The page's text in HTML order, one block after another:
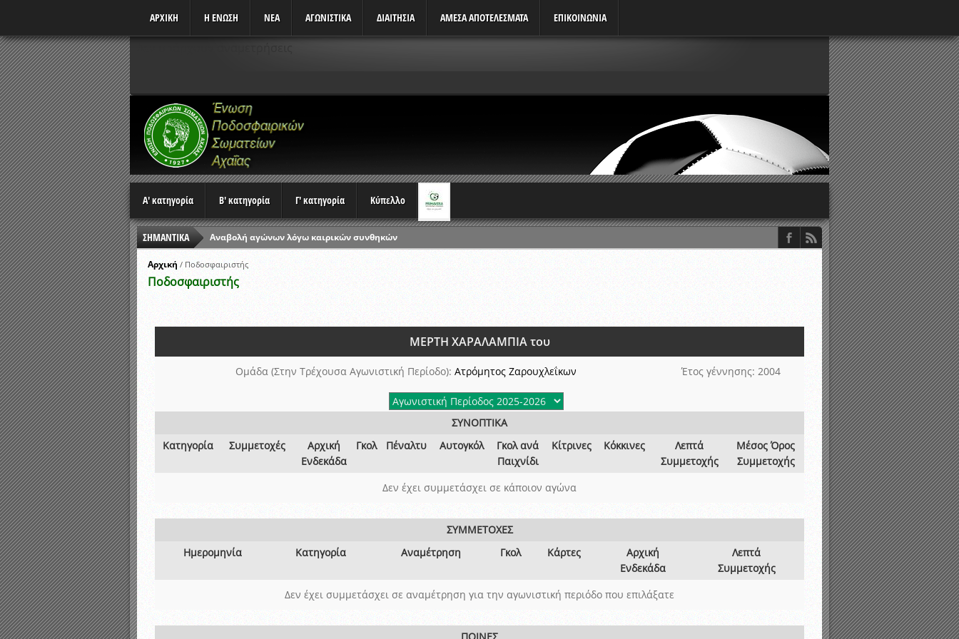
ΑΡΧΙΚΗ Η ΕΝΩΣΗ ΝΕΑ ΑΓΩΝΙΣΤΙΚΆ ΔΙΑΙΤΗΣΙΑ ΑΜΕΣΑ ΑΠΟΤΕΛΕΣΜΑΤΑ ΕΠΙΚΟΙΝΩΝΙΑ
Α' κατηγορία Β' κατηγορία Γ' κατηγορία Κύπελλο
ΣΗΜΑΝΤΙΚΑ
Αναβολή αγώνων λόγω καιρικών συνθηκών
Ώρες έναρξης αγώνων Πρωταθλημάτων
Αποτελέσματα επαναληπτικών γραπτών εξετάσεων και αγωνιστικών δοκιμασιών διαιτητών και παρατηρητών ΕΠΣΑ
Κληρώσεις Πρωταθλημάτων και Κυπέλλου 2015-2016
Αρχική / Ποδοσφαιριστής
Ποδοσφαιριστής
ΜΕΡΤΗ ΧΑΡΑΛΑΜΠΙΑ του
Ομάδα (Στην Τρέχουσα Αγωνιστική Περίοδο): Ατρόμητος Ζαρουχλεΐκων Έτος γέννησης: 2004
ΣΥΝΟΠΤΙΚΑ
Κατηγορία
Συμμετοχές
Αρχική
Ενδεκάδα
Γκολ Πέναλτυ Αυτογκόλ
Γκολ ανά
Παιχνίδι
Κίτρινες Κόκκινες
Λεπτά
Συμμετοχής
Μέσος Όρος
Συμμετοχής
Δεν έχει συμμετάσχει σε κάποιον αγώνα
ΣΥΜΜΕΤΟΧΕΣ
Ημερομηνία
Κατηγορία Αναμέτρηση Γκολ Κάρτες
Αρχική
Ενδεκάδα
Λεπτά
Συμμετοχής
Δεν έχει συμμετάσχει σε αναμέτρηση για την αγωνιστική περιόδο που επιλάξατε